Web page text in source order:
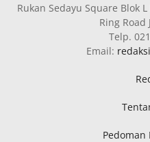
Rukan Sedayu Square Blok
Ring Road
Telp.
Email:
Pedoman